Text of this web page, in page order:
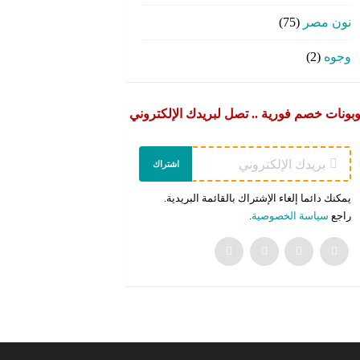
نون مصر (75)
وجوه (2)
خصم فورية .. تصل لبريدك الإلكتروني
اشتراك
يمكنك دائما إلغاء الإشتراك بالقائمة البريدية.
راجع سياسة الخصوصية.